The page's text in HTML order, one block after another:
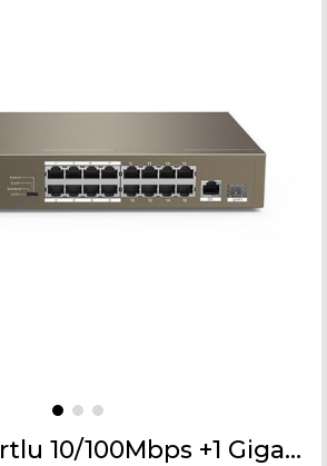
TENDA 16 portlu 10/100Mbps +1 Gigabit/SFP Slots Switch With 16-Port PoE TEF1118P-16-150W